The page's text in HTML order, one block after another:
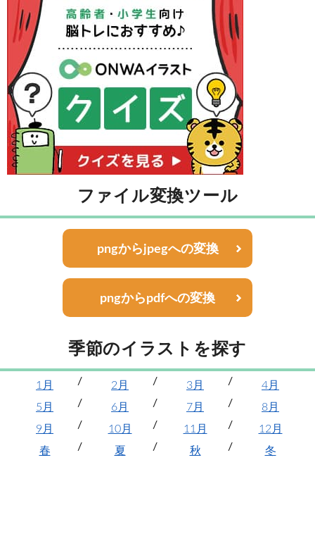
ファイル変換ツール
pngからjpegへの変換
pngからpdfへの変換
季節のイラストを探す
1月 2月 3月
4月
5月
6月 7月
8月
9月
10月 11月
12月
春
夏 秋 冬